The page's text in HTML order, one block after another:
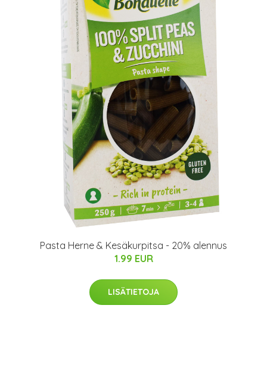
Pasta Herne & Kesäkurpitsa - 20% alennus
1.99 EUR
LISÄTIETOJA